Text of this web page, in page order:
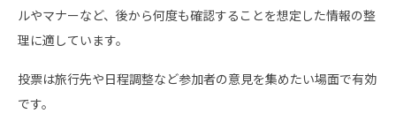
ルやマナーなど、後から何度も確認することを想定した情報の整
理に適しています。
投票は旅行先や日程調整など参加者の意見を集めたい場面で有効
です。